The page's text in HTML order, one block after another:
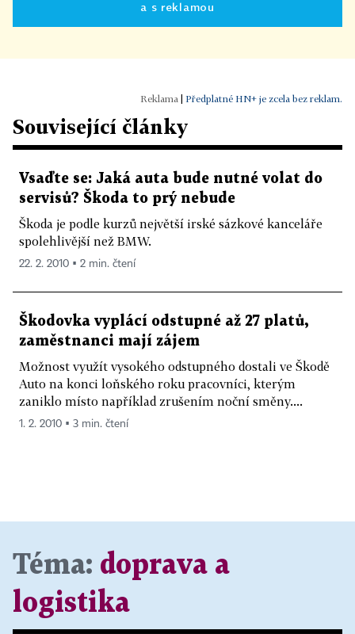
a s reklamou
Předplatné HN+ je zcela bez reklam.
Související články
Vsaďte se: Jaká auta bude nutné volat do
servisů? Škoda to prý nebude
Škoda je podle kurzů největší irské sázkové kanceláře
spolehlivější než BMW.
22. 2. 2010 ▪ 2 min. čtení
Škodovka vyplácí odstupné až 27 platů,
zaměstnanci mají zájem
Možnost využít vysokého odstupného dostali ve Škodě
Auto na konci loňského roku pracovníci, kterým
zaniklo místo například zrušením noční směny....
1. 2. 2010 ▪ 3 min. čtení
Téma: doprava a
logistika